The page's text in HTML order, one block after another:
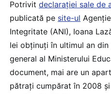
Potrivit declarației sale de
publicată pe site-ul
Integritate (ANI), Ioana
lei obținuți în ultimul an
general al Ministerului
document, mai are un
pătrați cumpărat în 2008